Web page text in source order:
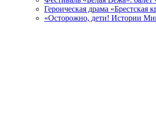
Героическая драма «Брестская
«Осторожно, дети! Истории